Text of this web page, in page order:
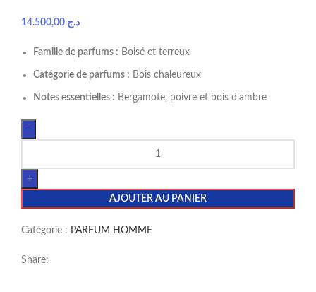
د.ج
Famille de parfums : Boisé et terreux
Catégorie de parfums : Bois chaleureux
Notes essentielles : Bergamote, poivre et bois d’ambre
AJOUTER AU PANIER
Catégorie : PARFUM HOMME
Share: